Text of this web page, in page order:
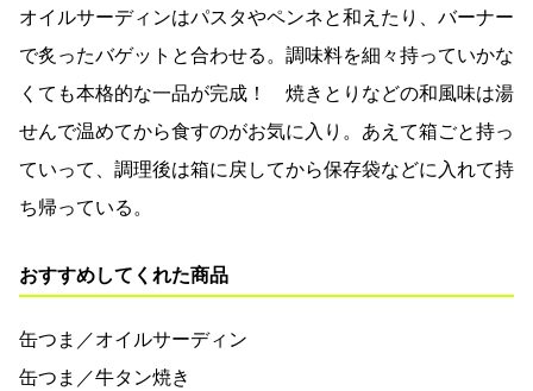
オイルサーディンはパスタやペンネと和えたり、バーナー
で炙ったバゲットと合わせる。調味料を細々持っていかな
くても本格的な一品が完成！ 焼きとりなどの和風味は湯
せんで温めてから食すのがお気に入り。あえて箱ごと持っ
ていって、調理後は箱に戻してから保存袋などに入れて持
ち帰っている。
おすすめしてくれた商品
缶つま／オイルサーディン
缶つま／牛タン焼き